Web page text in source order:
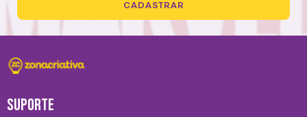
CADASTRAR
SUPORTE